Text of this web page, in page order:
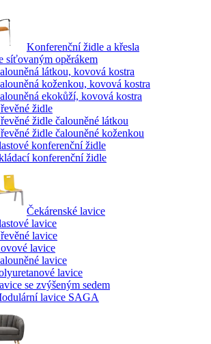
Konferenční židle a křesla
síťovaným opěrákem
látkou, kovová kostra
koženkou, kovová kostra
ekokůží, kovová kostra
židle
židle čalouněné látkou
židle čalouněné koženkou
konferenční židle
konferenční židle
Čekárenské lavice
lavice
lavice
lavice
lavice
lavice
se zvýšeným sedem
lavice SAGA